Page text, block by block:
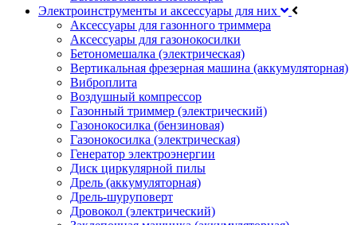
Электроинструменты и аксессуары для них
Аксессуары для газонного триммера
Аксессуары для газонокосилки
Бетономешалка (электрическая)
Вертикальная фрезерная машина (аккумуляторная)
Виброплита
Воздушный компрессор
Газонный триммер (электрический)
Газонокосилка (бензиновая)
Газонокосилка (электрическая)
Генератор электроэнергии
Диск циркулярной пилы
Дрель (аккумуляторная)
Дрель-шуруповерт
Дровокол (электрический)